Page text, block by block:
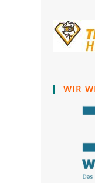
WIR